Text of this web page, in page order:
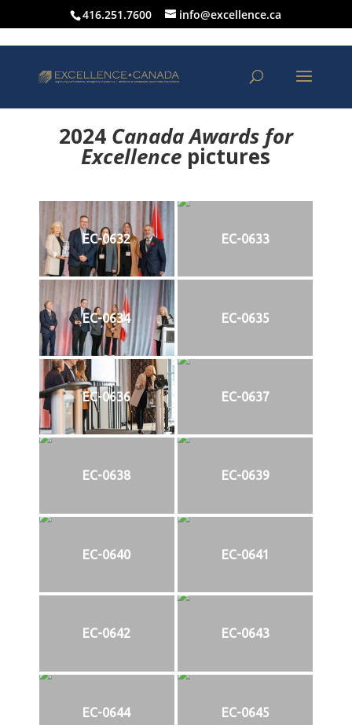
416.251.7600 info@excellence.ca
2024 Canada Awards for
Excellence pictures
EC-0632 EC-0633
EC-0634 EC-0635
EC-0636 EC-0637
EC-0638 EC-0639
EC-0640 EC-0641
EC-0642 EC-0643
EC-0644 EC-0645